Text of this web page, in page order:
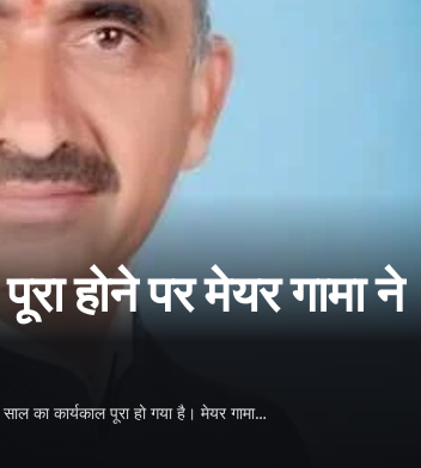
होने पर मेयर गामा ने
का कार्यकाल पूरा हो गया है। मेयर गामा…